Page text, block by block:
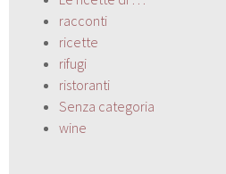
racconti
ricette
rifugi
ristoranti
Senza categoria
wine